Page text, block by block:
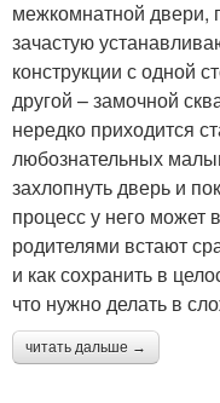
межкомнатной двери,
зачастую
конструкции с одной
другой – замочной
нередко приходится
любознательных
захлопнуть дверь и
процесс у него может
родителями встают
и как сохранить в
что нужно делать в
читать дальше →